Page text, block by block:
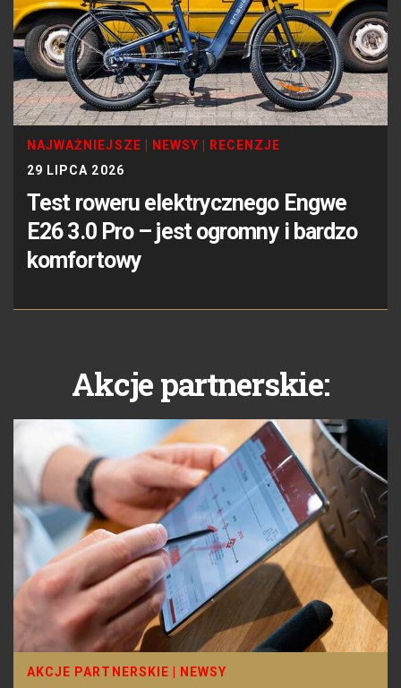
NAJWAŻNIEJSZE NEWSY
RECENZJE
29 LIPCA 2026
Test roweru elektrycznego Engwe
E26 3.0 Pro – jest ogromny i bardzo
komfortowy
Akcje partnerskie:
AKCJE PARTNERSKIE | NEWSY